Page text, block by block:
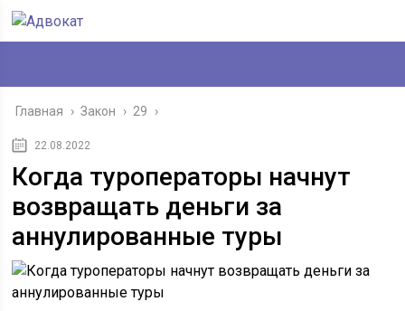
Главная › Закон › 29 ›
22.08.2022
Когда туроператоры начнут
возвращать деньги за
аннулированные туры